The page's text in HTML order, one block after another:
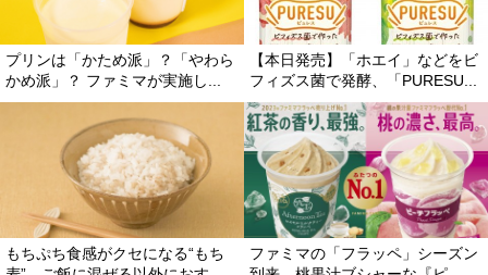
プリンは「かため派」？「やわら
かめ派」？ ファミマが実施し...
【本日発売】「ホエイ」などをビ
フィズス菌で発酵、「PURESU...
もちぷち食感がクセになる“もち
ファミマの「フラッペ」シーズン